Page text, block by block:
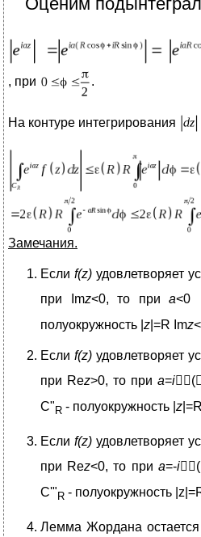
, при .
На контуре интегрирования
Замечания.
Если f(z) удовлетворяет
при Imz<0, то приa<0
полуокружность | z |=R Imz
Если f(z) удовлетворяет
при Rez>0, то при a=i
C" R - полуокружность | z
Если f(z) удовлетворяет
при Rez<0, то при a=-i
C'" R - полуокружность
Лемма Жордана остается